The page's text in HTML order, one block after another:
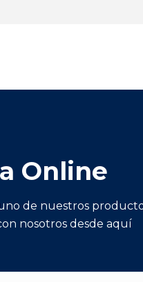
Online
de nuestros
nosotros desde aquí